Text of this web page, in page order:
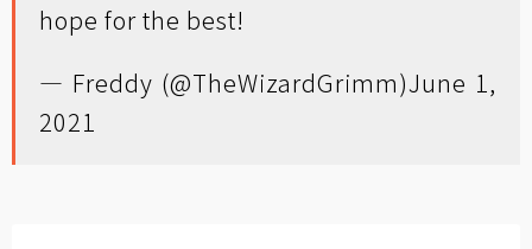
hope for the best!
— Freddy (@TheWizardGrimm)June 1,
2021